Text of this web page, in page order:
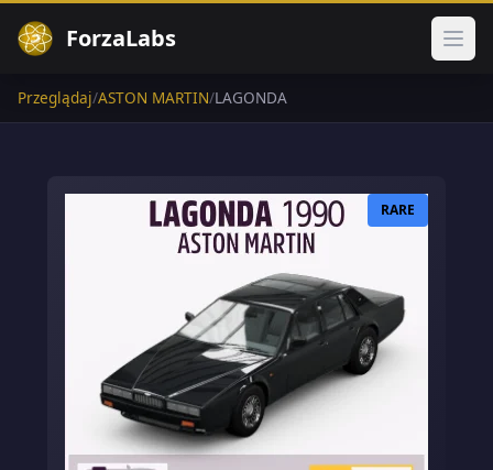
ForzaLabs
Przeglądaj/ASTON MARTIN/LAGONDA
RARE